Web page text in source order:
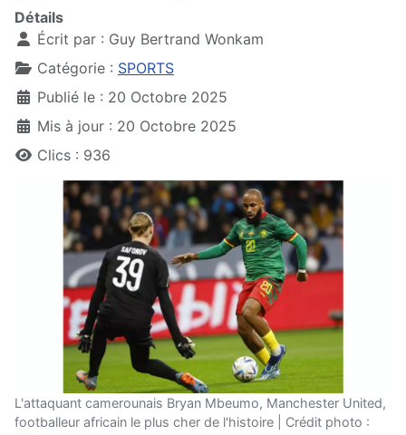
Détails
Écrit par : Guy Bertrand Wonkam
Catégorie : SPORTS
Publié le : 20 Octobre 2025
Mis à jour : 20 Octobre 2025
Clics : 936
L'attaquant camerounais Bryan Mbeumo, Manchester United,
footballeur africain le plus cher de l'histoire | Crédit photo :